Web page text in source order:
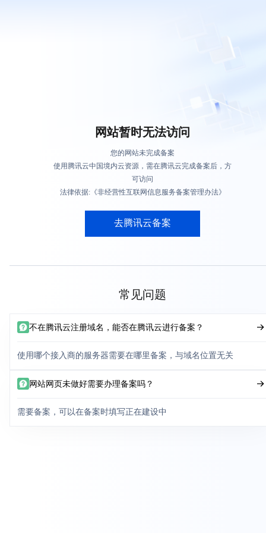
网站暂时无法访问
您的网站未完成备案
使用腾讯云中国境内云资源，需在腾讯云完成备案后，方
可访问
法律依据:《非经营性互联网信息服务备案管理办法》
去腾讯云备案
常见问题
不在腾讯云注册域名，能否在腾讯云进行备案？
使用哪个接入商的服务器需要在哪里备案，与域名位置无关
网站网页未做好需要办理备案吗？
需要备案，可以在备案时填写正在建设中